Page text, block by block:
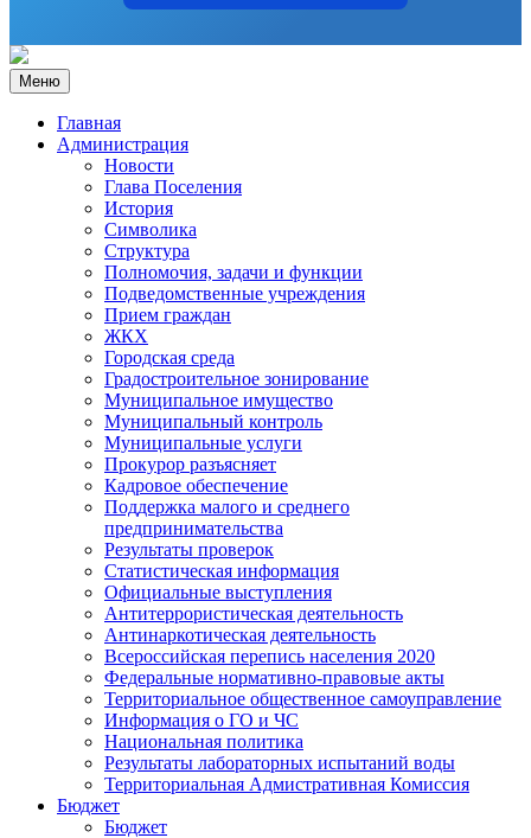
Меню
Главная
Администрация
Новости
Глава Поселения
История
Символика
Структура
Полномочия, задачи и функции
Подведомственные учреждения
Прием граждан
ЖКХ
Городская среда
Градостроительное зонирование
Муниципальное имущество
Муниципальный контроль
Муниципальные услуги
Прокурор разъясняет
Кадровое обеспечение
Поддержка малого и среднего
предпринимательства
Результаты проверок
Статистическая информация
Официальные выступления
Антитеррористическая деятельность
Антинаркотическая деятельность
Всероссийская перепись населения 2020
Федеральные нормативно-правовые акты
Территориальное общественное самоуправление
Информация о ГО и ЧС
Национальная политика
Результаты лабораторных испытаний воды
Территориальная Адмистративная Комиссия
Бюджет
Бюджет